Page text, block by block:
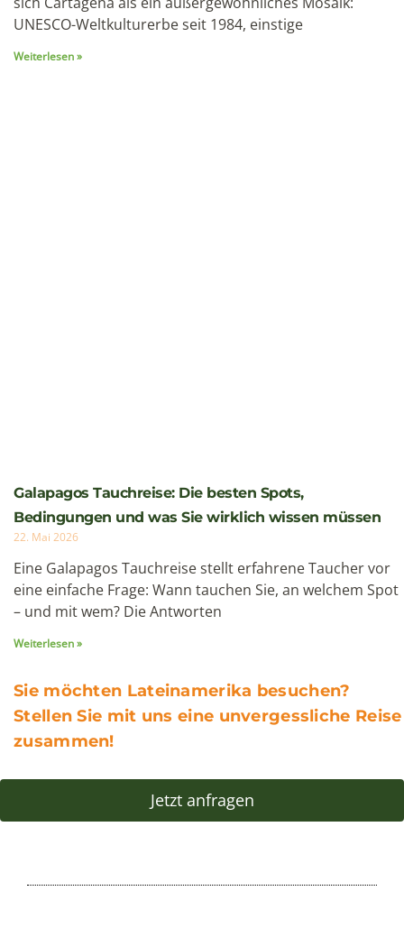
UNESCO-Weltkulturerbe seit 1984, einstige
Weiterlesen »
Galapagos Tauchreise: Die besten Spots,
Bedingungen und was Sie wirklich wissen müssen
22. Mai 2026
Eine Galapagos Tauchreise stellt erfahrene Taucher vor
eine einfache Frage: Wann tauchen Sie, an welchem Spot
– und mit wem? Die Antworten
Weiterlesen »
Sie möchten Lateinamerika besuchen?
Stellen Sie mit uns eine unvergessliche Reise
zusammen!
Jetzt anfragen